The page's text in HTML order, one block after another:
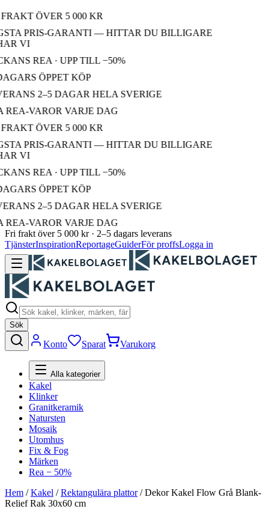
ÖVER 5 000 KR
PRIS-GARANTI — HITTAR DU BILLIGARE
VI
REA · UPP TILL −50%
ÖPPET KÖP
2–5 DAGAR HELA SVERIGE
VAROR VARJE DAG
ÖVER 5 000 KR
PRIS-GARANTI — HITTAR DU BILLIGARE
VI
REA · UPP TILL −50%
ÖPPET KÖP
2–5 DAGAR HELA SVERIGE
VAROR VARJE DAG
Fri frakt över 5 000 kr · 2–5 dagars leverans
TjänsterInspirationReportageGuiderFör proffsLogga in
Sök
Konto Sparat Varukorg
Alla kategorier
Kakel
Klinker
Granitkeramik
Natursten
Mosaik
Utomhus
Fix & Fog
Märken
Rea − 50%
Hem /Kakel /Rektangulära plattor/Dekor Kakel Flow Grå Blank-
Relief Rak 30x60 cm